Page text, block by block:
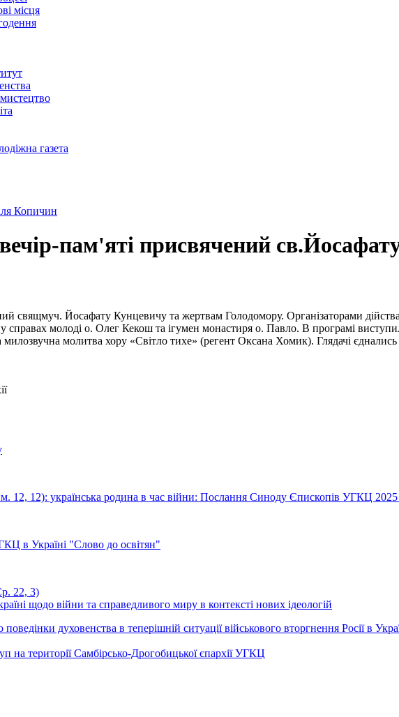
місця
газета
Копичин
пам'яті присвячений
свящмуч. Йосафату Кунцевичу та жертвам Голодомору. Організаторами
справах молоді о. Олег Кекош та ігумен монастиря о. Павло. В програмі
молитва хору «Світло тихе» (регент Оксана Хомик). Глядачі
12, 12): українська родина в час війни: Послання Синоду Єпископів УГКЦ
в Україні "Слово до освітян"
22, 3)
щодо війни та справедливого миру в контексті нових ідеологій
духовенства в теперішній ситуації військового вторгнення Росії в
на території Самбірсько-Дрогобицької єпархії УГКЦ